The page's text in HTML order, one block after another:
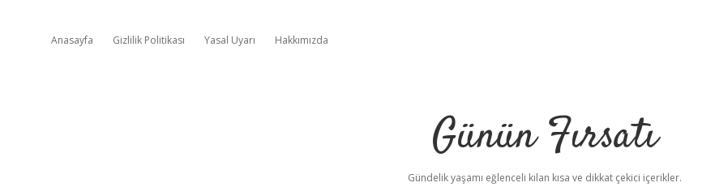
Anasayfa Gizlilik Politikası Yasal Uyarı Hakkımızda
Günün Fırsatı
Gündelik yaşamı eğlenceli kılan kısa ve dikkat çekici içerikler.